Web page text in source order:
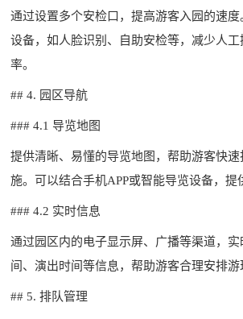
通过设置多个安检口，提高游客入园的速
设备，如人脸识别、自助安检等，减少人
率。
## 4. 园区导航
### 4.1 导览地图
提供清晰、易懂的导览地图，帮助游客快
施。可以结合手机APP或智能导览设备，提
### 4.2 实时信息
通过园区内的电子显示屏、广播等渠道，
间、演出时间等信息，帮助游客合理安排游
## 5. 排队管理